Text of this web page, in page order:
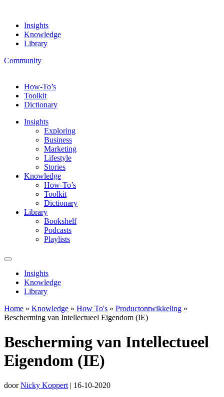
Insights
Knowledge
Library
Community
How-To’s
Toolkit
Dictionary
Insights
Exploring
Business
Marketing
Lifestyle
Stories
Knowledge
How-To’s
Toolkit
Dictionary
Library
Bookshelf
Podcasts
Playlists
Insights
Knowledge
Library
Home » Knowledge » How To's » Productontwikkeling »
Bescherming van Intellectueel Eigendom (IE)
Bescherming van Intellectueel
Eigendom (IE)
doorNicky Koppert | 16-10-2020